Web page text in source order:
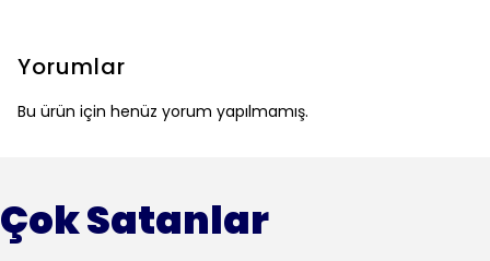
Yorumlar
Bu ürün için henüz yorum yapılmamış.
Çok Satanlar